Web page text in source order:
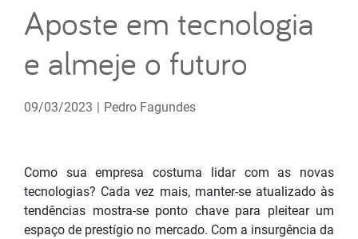
Aposte em tecnologia
e almeje o futuro
09/03/2023 | Pedro Fagundes
Como sua empresa costuma lidar com as novas
tecnologias? Cada vez mais, manter-se atualizado às
tendências mostra-se ponto chave para pleitear um
espaço de prestígio no mercado. Com a insurgência da